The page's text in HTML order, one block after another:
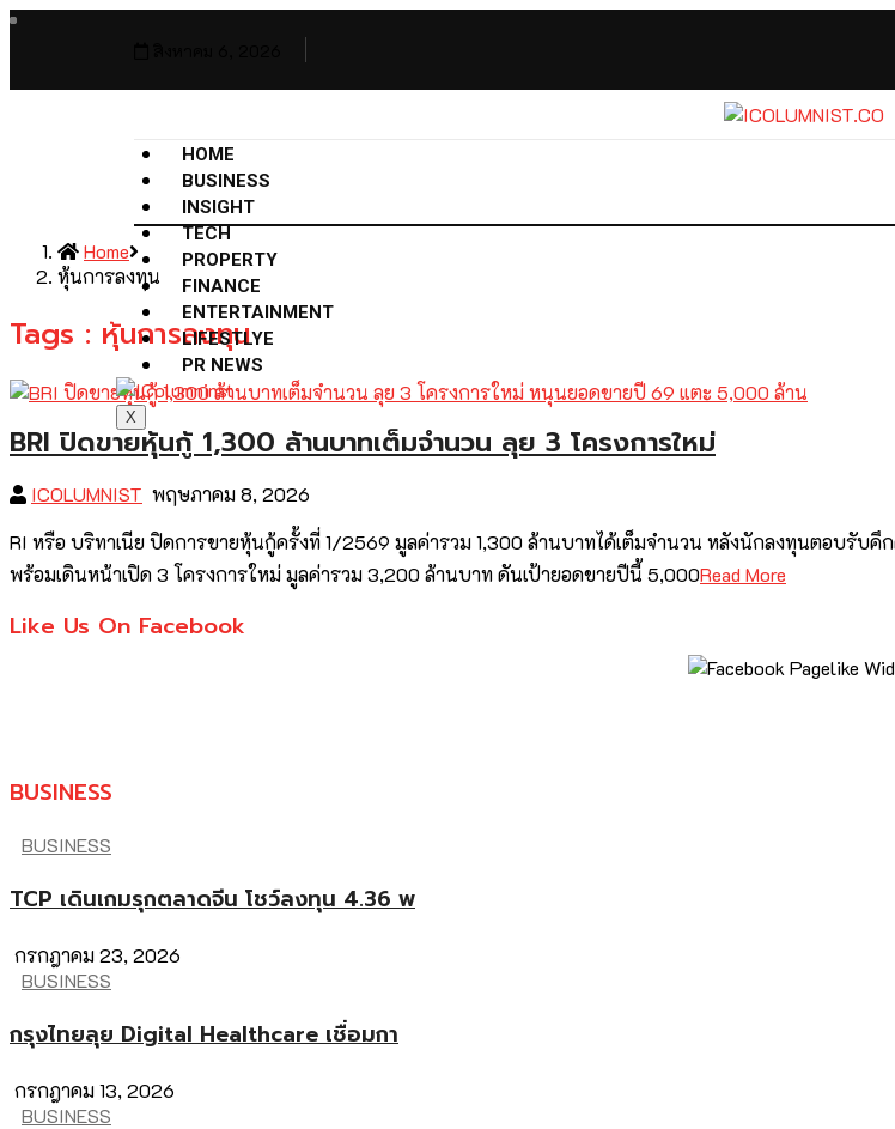
HOME
BUSINESS
INSIGHT
TECH
PROPERTY
FINANCE
ENTERTAINMENT
LIFESTLYE
PR NEWS
X
Home
หุ้นการลงทุน
Tags : หุ้นการลงทุน
BRI ปิดขายหุ้นกู้ 1,300 ล้านบาทเต็มจำนวน ลุย 3 โครงการใหม่
ICOLUMNIST พฤษภาคม 8, 2026
RI หรือ บริทาเนีย ปิดการขายหุ้นกู้ครั้งที่ 1/2569 มูลค่ารวม 1,300 ล้านบาทได้เต็มจำนวน หลังนักลงทุนตอบรับคึ
พร้อมเดินหน้าเปิด 3 โครงการใหม่ มูลค่ารวม 3,200 ล้านบาท ดันเป้ายอดขายปีนี้ 5,000Read More
Like Us On Facebook
BUSINESS
BUSINESS
TCP เดินเกมรุกตลาดจีน โชว์ลงทุน 4.36 พ
กรกฎาคม 23, 2026
BUSINESS
กรุงไทยลุย Digital Healthcare เชื่อมกา
กรกฎาคม 13, 2026
BUSINESS